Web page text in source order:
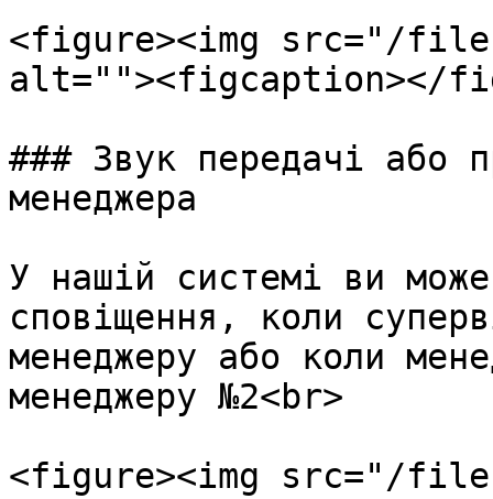
<figure><img src="/files/
alt=""><figcaption></
### Звук передачі або
менеджера
У нашій системі ви
сповіщення, коли
менеджеру або коли
менеджеру №2<br>
<figure><img src="/files/